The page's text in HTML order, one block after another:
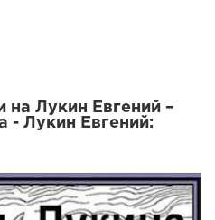
на Лукин Евгений –
- Лукин Евгений: